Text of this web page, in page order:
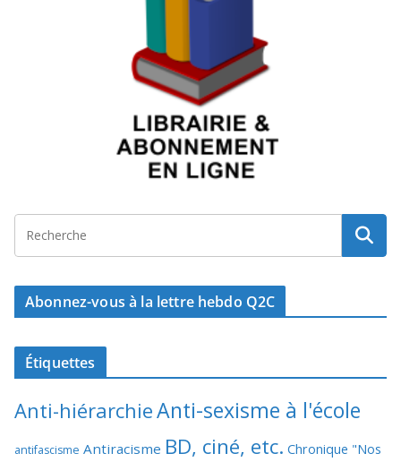
Abonnez-vous à la lettre hebdo Q2C
Étiquettes
Anti-hiérarchieAnti-sexisme à l'école
antifascisme Antiracisme BD, ciné, etc. Chronique "Nos